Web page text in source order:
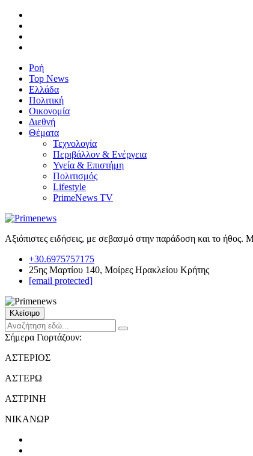
Ροή
Top News
Ελλάδα
Πολιτική
Οικονομία
Διεθνή
Θέματα
Τεχνολογία
Περιβάλλον & Ενέργεια
Υγεία & Επιστήμη
Πολιτισμός
Lifestyle
PrimeNews TV
Αξιόπιστες ειδήσεις, με σεβασμό στην παράδοση και το ήθος.
+30.6975757175
25ης Μαρτίου 140, Μοίρες Ηρακλείου Κρήτης
[email protected]
Κλείσιμο
Σήμερα Γιορτάζουν:
ΑΣΤΕΡΙΟΣ
ΑΣΤΕΡΩ
ΑΣΤΡΙΝΗ
ΝΙΚΑΝΩΡ